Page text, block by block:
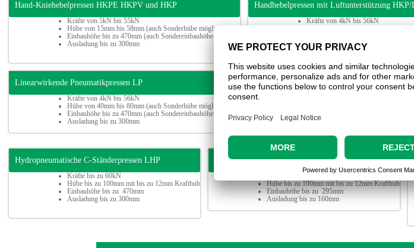
Hand-Kniehebelpressen HKPE HKPV und HKP
Kräfte von 5kN bis 55kN
Hübe von 15mm bis 58mm (auch Sonderhübe möglich)
Einbauhöhe bis zu 470mm (auch Sondereinbauhöhe möglich)
Ausladung bis zu 300mm
Handhebelpressen mit Luftunterstützung
Kräfte von 4kN bis 56kN
Ausladung bis zu 300mm
Linearwirkende Pneumatikpressen LP
Kräfte von 4kN bis 56kN
Hübe von 40mm bis 80mm (auch Sonderhübe möglich)
Einbauhöhe bis zu 470mm (auch Sondereinbauhöhe möglich)
Ausladung bis zu 300mm
Pneumatische Kniehebelpressen KHKP
Einbauhöhe bis zu 470mm (auch
Ausladung bis zu 300mm
Hydropneumatische C-Ständerpressen LHP
Kräfte bis zu 60kN
Hübe bis zu 100mm mit bis zu 12mm Krafthub
Einbauhöhe bis zu 470mm
Ausladung bis zu 300mm
Hydropneumatische C-Ständerpressen HPC
Hübe bis zu 100mm mit bis zu 12mm Krafthub
Einbauhöhe bis zu 295mm
Ausladung bis zu 160mm